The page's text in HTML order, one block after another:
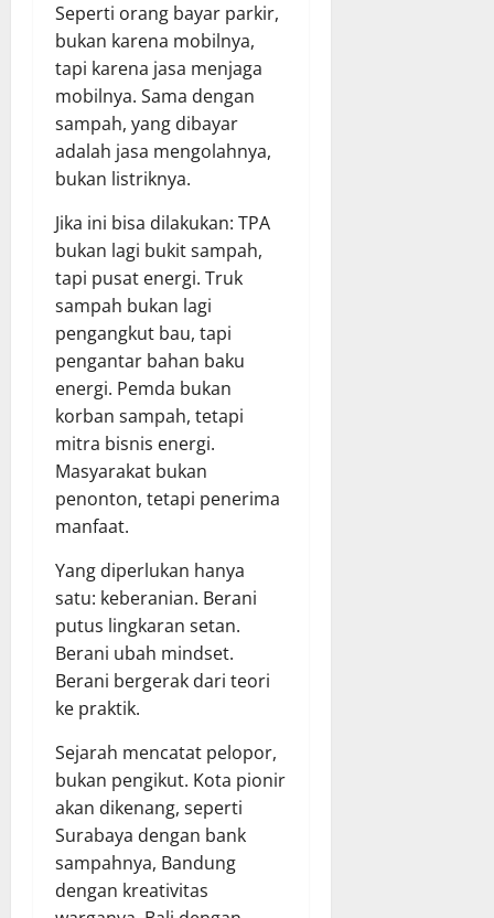
Seperti orang bayar parkir,
bukan karena mobilnya,
tapi karena jasa menjaga
mobilnya. Sama dengan
sampah, yang dibayar
adalah jasa mengolahnya,
bukan listriknya.
Jika ini bisa dilakukan: TPA
bukan lagi bukit sampah,
tapi pusat energi. Truk
sampah bukan lagi
pengangkut bau, tapi
pengantar bahan baku
energi. Pemda bukan
korban sampah, tetapi
mitra bisnis energi.
Masyarakat bukan
penonton, tetapi penerima
manfaat.
Yang diperlukan hanya
satu: keberanian. Berani
putus lingkaran setan.
Berani ubah mindset.
Berani bergerak dari teori
ke praktik.
Sejarah mencatat pelopor,
bukan pengikut. Kota pionir
akan dikenang, seperti
Surabaya dengan bank
sampahnya, Bandung
dengan kreativitas